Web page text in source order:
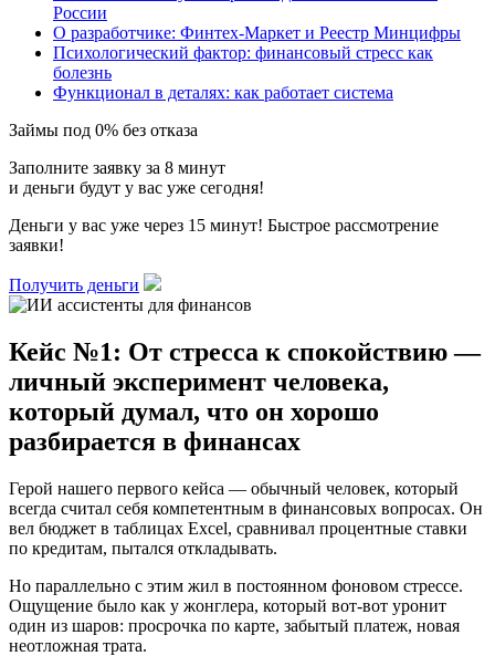
России
О разработчике: Финтех-Маркет и Реестр Минцифры
Психологический фактор: финансовый стресс как
болезнь
Функционал в деталях: как работает система
Займы под 0% без отказа
Заполните заявку за 8 минут
и деньги будут у вас уже сегодня!
Деньги у вас уже через 15 минут! Быстрое рассмотрение
заявки!
Получить деньги
Кейс №1: От стресса к спокойствию —
личный эксперимент человека,
который думал, что он хорошо
разбирается в финансах
Герой нашего первого кейса — обычный человек, который
всегда считал себя компетентным в финансовых вопросах. Он
вел бюджет в таблицах Excel, сравнивал процентные ставки
по кредитам, пытался откладывать.
Но параллельно с этим жил в постоянном фоновом стрессе.
Ощущение было как у жонглера, который вот-вот уронит
один из шаров: просрочка по карте, забытый платеж, новая
неотложная трата.